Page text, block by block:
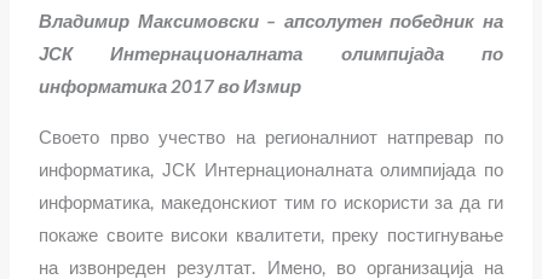
Владимир Максимовски – апсолутен победник на
ЈСК Интернационалната олимпијада по
информатика 2017 во Измир
Своето прво учество на регионалниот натпревар по
информатика, ЈСК Интернационалната олимпијада по
информатика, македонскиот тим го искористи за да ги
покаже своите високи квалитети, преку постигнување
на извонреден резултат. Имено, во организација на